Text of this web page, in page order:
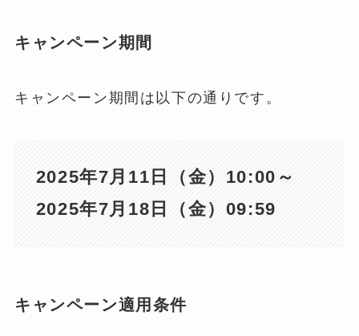
キャンペーン期間
キャンペーン期間は以下の通りです。
2025年7月11日（金）10:00～
2025年7月18日（金）09:59
キャンペーン適用条件